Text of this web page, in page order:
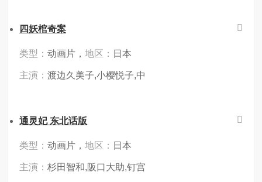
四妖棺奇案
类型： 动画片， 地区： 日本
主演： 渡边久美子,小樱悦子,中
通灵妃 东北话版
类型： 动画片， 地区： 日本
主演： 杉田智和,阪口大助,钉宫